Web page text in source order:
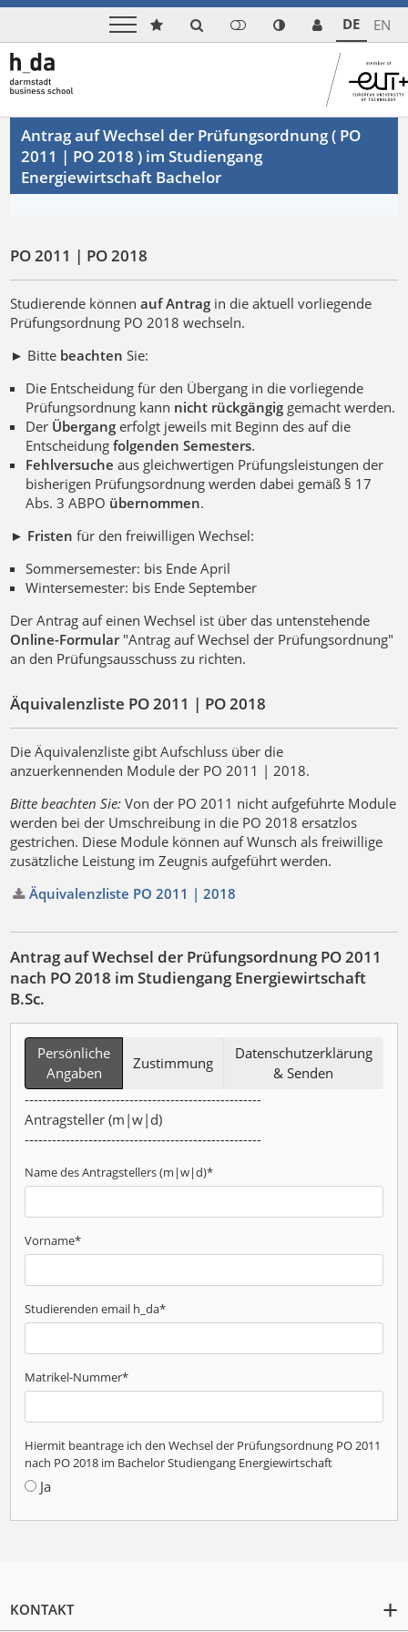
DE EN
Antrag auf Wechsel der Prüfungsordnung ( PO
2011 | PO 2018 ) im Studiengang
Energiewirtschaft Bachelor
PO 2011 | PO 2018
Studierende können auf Antrag in die aktuell vorliegende
Prüfungsordnung PO 2018 wechseln.
► Bitte beachten Sie:
Die Entscheidung für den Übergang in die vorliegende
Prüfungsordnung kann nicht rückgängig gemacht werden.
Der Übergang erfolgt jeweils mit Beginn des auf die
Entscheidung folgenden Semesters.
Fehlversuche aus gleichwertigen Prüfungsleistungen der
bisherigen Prüfungsordnung werden dabei gemäß § 17
Abs. 3 ABPO übernommen.
► Fristen für den freiwilligen Wechsel:
Sommersemester: bis Ende April
Wintersemester: bis Ende September
Der Antrag auf einen Wechsel ist über das untenstehende
Online-Formular"Antrag auf Wechsel der Prüfungsordnung"
an den Prüfungsausschuss zu richten.
Äquivalenzliste PO 2011 | PO 2018
Die Äquivalenzliste gibt Aufschluss über die
anzuerkennenden Module der PO 2011 | 2018.
Bitte beachten Sie: Von der PO 2011 nicht aufgeführte Module
werden bei der Umschreibung in die PO 2018 ersatzlos
gestrichen. Diese Module können auf Wunsch als freiwillige
zusätzliche Leistung im Zeugnis aufgeführt werden.
Äquivalenzliste PO 2011 | 2018
Antrag auf Wechsel der Prüfungsordnung PO 2011
nach PO 2018 im Studiengang Energiewirtschaft
B.Sc.
Persönliche
Angaben
Zustimmung
Datenschutzerklärung
& Senden
----------------------------------------------------
Antragsteller (m|w|d)
----------------------------------------------------
Name des Antragstellers (m|w|d)*
Vorname*
Studierenden email h_da*
Matrikel-Nummer*
Hiermit beantrage ich den Wechsel der Prüfungsordnung PO 2011
nach PO 2018 im Bachelor Studiengang Energiewirtschaft
Ja
KONTAKT